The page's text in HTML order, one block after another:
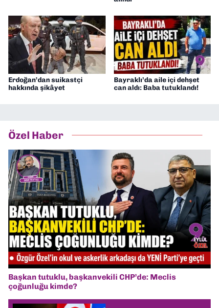
Erdoğan’dan suikastçi
hakkında şikâyet
Bayraklı’da aile içi dehşet
can aldı: Baba tutuklandı!
Özel Haber
Başkan tutuklu, başkanvekili CHP’de: Meclis
çoğunluğu kimde?